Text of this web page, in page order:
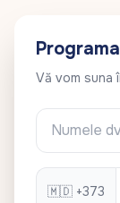
Vă vom suna
Numele dvs.
Telefon
🇲🇩 +373